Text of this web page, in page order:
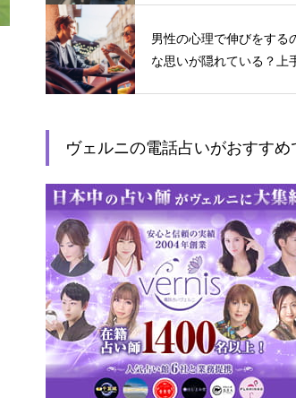
男性の心理で伸びをする
な思いが隠れている？上
ヴェルニの電話占いがおすすめ